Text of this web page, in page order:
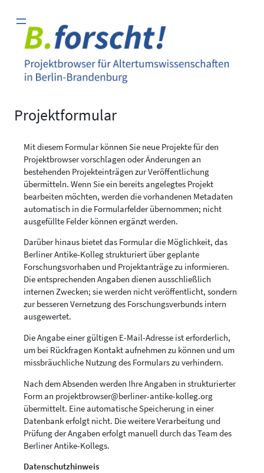
Inhalt
springen
Projektformular
Mit diesem Formular können Sie neue Projekte für den
Projektbrowser vorschlagen oder Änderungen an
bestehenden Projekteinträgen zur Veröffentlichung
übermitteln. Wenn Sie ein bereits angelegtes Projekt
bearbeiten möchten, werden die vorhandenen Metadaten
automatisch in die Formularfelder übernommen; nicht
ausgefüllte Felder können ergänzt werden.
Darüber hinaus bietet das Formular die Möglichkeit, das
Berliner Antike-Kolleg strukturiert über geplante
Forschungsvorhaben und Projektanträge zu informieren.
Die entsprechenden Angaben dienen ausschließlich
internen Zwecken; sie werden nicht veröffentlicht, sondern
zur besseren Vernetzung des Forschungsverbunds intern
ausgewertet.
Die Angabe einer gültigen E-Mail-Adresse ist erforderlich,
um bei Rückfragen Kontakt aufnehmen zu können und um
missbräuchliche Nutzung des Formulars zu verhindern.
Nach dem Absenden werden Ihre Angaben in strukturierter
Form an projektbrowser@berliner-antike-kolleg.org
übermittelt. Eine automatische Speicherung in einer
Datenbank erfolgt nicht. Die weitere Verarbeitung und
Prüfung der Angaben erfolgt manuell durch das Team des
Berliner Antike-Kollegs.
Datenschutzhinweis